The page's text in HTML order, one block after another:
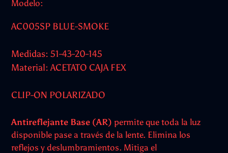
a
carrito
Modelo:
AC005SP BLUE-SMOKE
Medidas: 51-43-20-145
Material: ACETATO CAJA FEX
CLIP-ON POLARIZADO
Antireflejante Base (AR) permite que toda la luz
disponible pase a través de la lente. Elimina los
reflejos y deslumbramientos. Mitiga el